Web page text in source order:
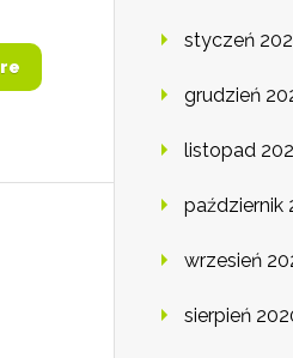
styczeń
grudzień
listopad
październik
wrzesień
sierpień